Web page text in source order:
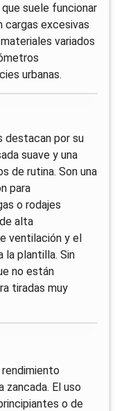
suele funcionar
cargas excesivas
variados
urbanas.
destacan por su
suave y una
de rutina. Son una
para
o rodajes
alta
ventilación y el
la plantilla. Sin
no están
tiradas muy
zancada. El uso
o de